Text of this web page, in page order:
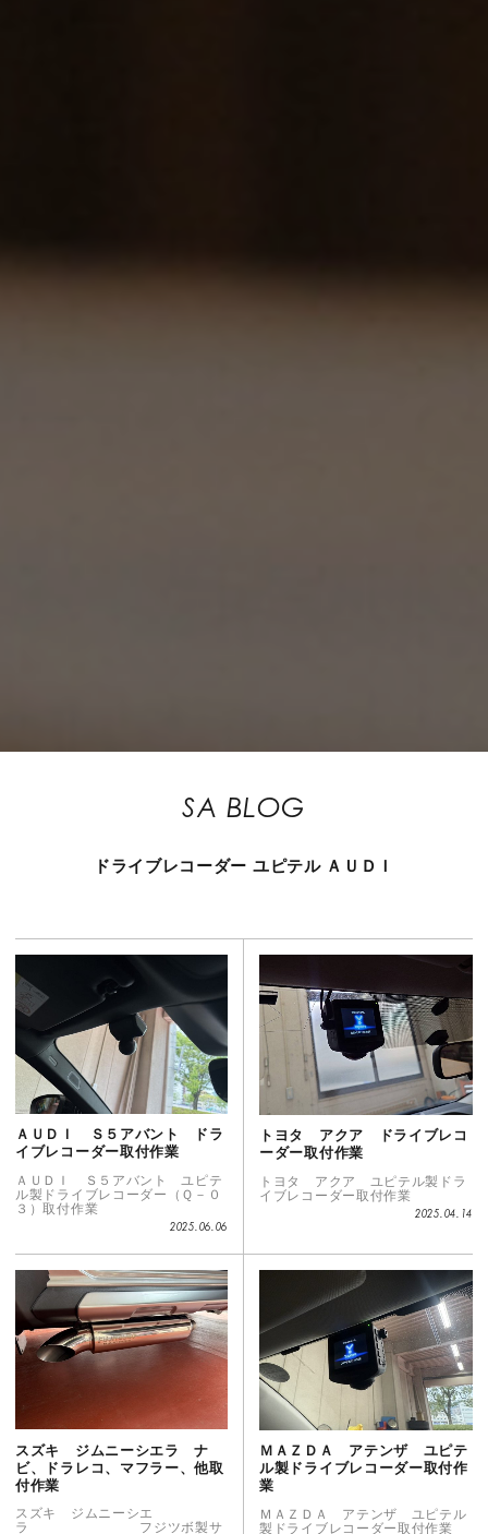
SA BLOG
ドライブレコーダー ユピテル ＡＵＤＩ
ＡＵＤＩ Ｓ５アバント ドラ
イブレコーダー取付作業
ＡＵＤＩ Ｓ５アバント ユピテ
ル製ドライブレコーダー（Ｑ－０
３）取付作業
2025.06.06
トヨタ アクア ドライブレコ
ーダー取付作業
トヨタ アクア ユピテル製ドラ
イブレコーダー取付作業
2025.04.14
スズキ ジムニーシエラ ナ
ビ、ドラレコ、マフラー、他取
付作業
スズキ ジムニーシエ
ラ フジツボ製サ
ＭＡＺＤＡ アテンザ ユピテ
ル製ドライブレコーダー取付作
業
ＭＡＺＤＡ アテンザ ユピテル
製ドライブレコーダー取付作業